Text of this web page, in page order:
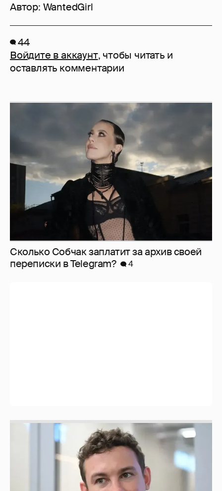
Автор: WantedGirl
44
Войдите в аккаунт, чтобы читать и
оставлять комментарии
Сколько Собчак заплатит за архив своей
перeписки в Telegram?
4
Никита Кологривый высказался насчёт